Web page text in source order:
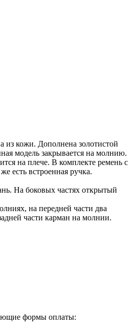
из кожи. Дополнена золотистой
модель закрывается на молнию.
на плече. В комплекте ремень с
есть встроенная ручка.
На боковых частях открытый
на передней части два
части карман на молнии.
формы оплаты: